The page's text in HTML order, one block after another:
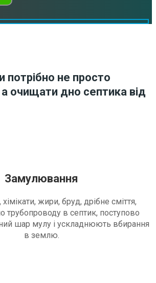
потрібно не просто
а очищати дно септика від
Замулювання
жири, бруд, дрібне сміття,
трубопроводу в септик, поступово
шар мулу і ускладнюють вбирання
в землю.